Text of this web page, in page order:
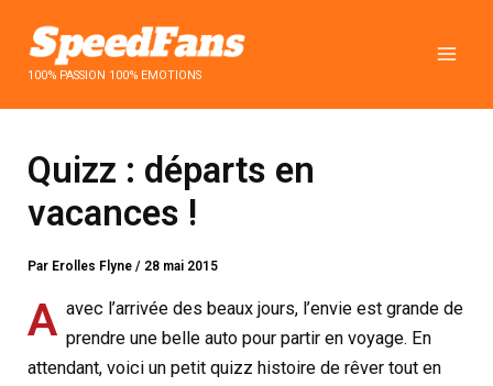
contenu100% PASSION 100% EMOTIONS
Quizz : départs en
vacances !
Par Erolles Flyne/ 28 mai 2015
a
A
vec l’arrivée des beaux jours, l’envie est grande de
prendre une belle auto pour partir en voyage. En
attendant, voici un petit quizz histoire de rêver tout en